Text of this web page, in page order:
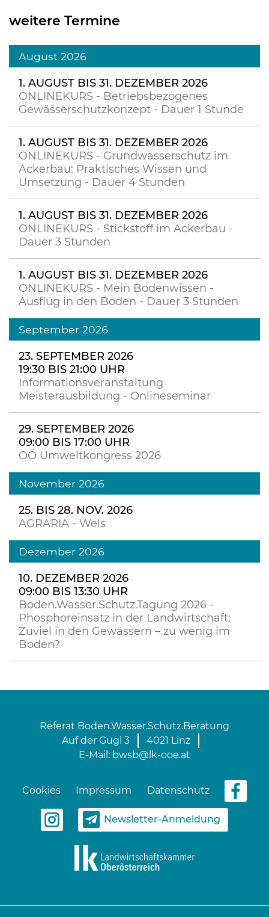
weitere Termine
August 2026
1. AUGUST BIS 31. DEZEMBER 2026
ONLINEKURS - Betriebsbezogenes
Gewässerschutzkonzept - Dauer 1 Stunde
1. AUGUST BIS 31. DEZEMBER 2026
ONLINEKURS - Grundwasserschutz im
Ackerbau: Praktisches Wissen und
Umsetzung - Dauer 4 Stunden
1. AUGUST BIS 31. DEZEMBER 2026
ONLINEKURS - Stickstoff im Ackerbau -
Dauer 3 Stunden
1. AUGUST BIS 31. DEZEMBER 2026
ONLINEKURS - Mein Bodenwissen -
Ausflug in den Boden - Dauer 3 Stunden
September 2026
23. SEPTEMBER 2026
19:30 BIS 21:00 UHR
Informationsveranstaltung
Meisterausbildung - Onlineseminar
29. SEPTEMBER 2026
09:00 BIS 17:00 UHR
OÖ Umweltkongress 2026
November 2026
25. BIS 28. NOV. 2026
AGRARIA - Wels
Dezember 2026
10. DEZEMBER 2026
09:00 BIS 13:30 UHR
Boden.Wasser.Schutz.Tagung 2026 -
Phosphoreinsatz in der Landwirtschaft:
Zuviel in den Gewässern – zu wenig im
Boden?
Referat Boden.Wasser.Schutz.Beratung
Auf der Gugl 3
4021 Linz
E-Mail: bwsb@lk-ooe.at
Cookies Impressum Datenschutz
Newsletter-Anmeldung